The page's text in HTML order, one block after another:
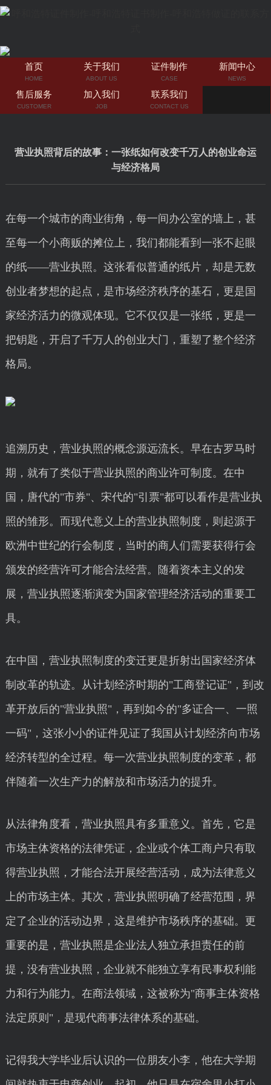
首页
HOME
关于我们
ABOUT US
证件制作
CASE
新闻中心
NEWS
售后服务
CUSTOMER
加入我们
JOB
联系我们
CONTACT US
营业执照背后的故事：一张纸如何改变千万人的创业命运
与经济格局
在每一个城市的商业街角，每一间办公室的墙上，甚
至每一个小商贩的摊位上，我们都能看到一张不起眼
的纸——营业执照。这张看似普通的纸片，却是无数
创业者梦想的起点，是市场经济秩序的基石，更是国
家经济活力的微观体现。它不仅仅是一张纸，更是一
把钥匙，开启了千万人的创业大门，重塑了整个经济
格局。
追溯历史，营业执照的概念源远流长。早在古罗马时
期，就有了类似于营业执照的商业许可制度。在中
国，唐代的"市券"、宋代的"引票"都可以看作是营业执
照的雏形。而现代意义上的营业执照制度，则起源于
欧洲中世纪的行会制度，当时的商人们需要获得行会
颁发的经营许可才能合法经营。随着资本主义的发
展，营业执照逐渐演变为国家管理经济活动的重要工
具。
在中国，营业执照制度的变迁更是折射出国家经济体
制改革的轨迹。从计划经济时期的"工商登记证"，到改
革开放后的"营业执照"，再到如今的"多证合一、一照
一码"，这张小小的证件见证了我国从计划经济向市场
经济转型的全过程。每一次营业执照制度的变革，都
伴随着一次生产力的解放和市场活力的提升。
从法律角度看，营业执照具有多重意义。首先，它是
市场主体资格的法律凭证，企业或个体工商户只有取
得营业执照，才能合法开展经营活动，成为法律意义
上的市场主体。其次，营业执照明确了经营范围，界
定了企业的活动边界，这是维护市场秩序的基础。更
重要的是，营业执照是企业法人独立承担责任的前
提，没有营业执照，企业就不能独立享有民事权利能
力和行为能力。在商法领域，这被称为"商事主体资格
法定原则"，是现代商事法律体系的基础。
记得我大学毕业后认识的一位朋友小李，他在大学期